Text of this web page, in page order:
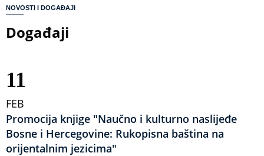
here
NOVOSTI I DOGAĐAJI
Događaji
11
FEB
Promocija knjige "Naučno i kulturno naslijeđe
Bosne i Hercegovine: Rukopisna baština na
orijentalnim jezicima"